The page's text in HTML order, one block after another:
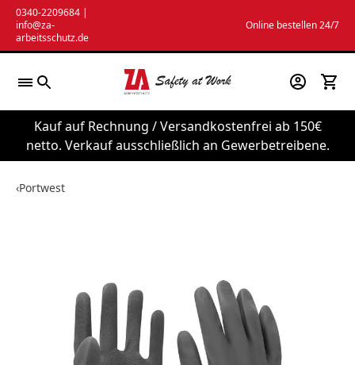
Zum
Inhalt
springen
0340-2209684 |
info@za-
arbeitsschutz.de
Online bestellen 24/7
Kauf auf Rechnung / Versandkostenfrei ab 150€
netto. Verkauf ausschließlich an Gewerbetreibene.
‹Portwest